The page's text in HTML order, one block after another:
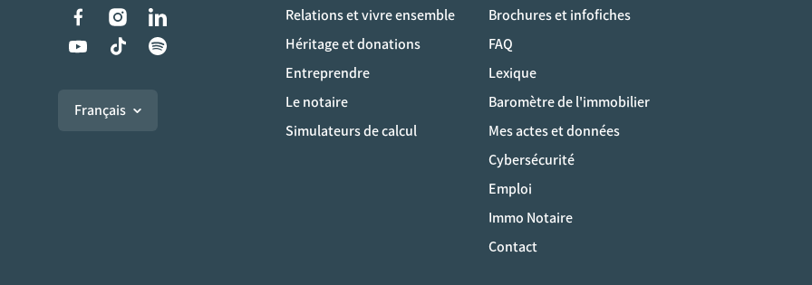
Liens vers les réseaux sociaux
Français
Relations et vivre ensemble
Héritage et donations
Entreprendre
Le notaire
Simulateurs de calcul
Brochures et infofiches
FAQ
Lexique
Baromètre de l'immobilier
Mes actes et données
Cybersécurité
Emploi
Immo Notaire
Contact